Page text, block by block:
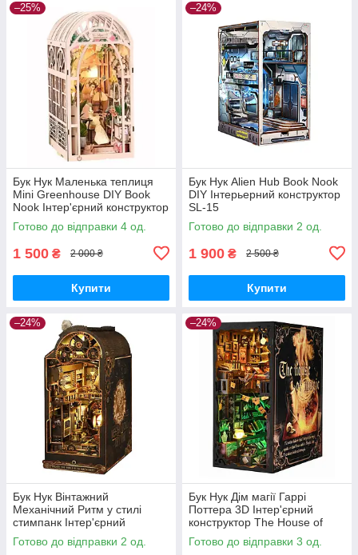
–25%
Бук Нук Маленька теплиця
Mini Greenhouse DIY Book
Nook Інтер'єрний конструктор
YM-06
Готово до відправки 4 од.
1 500 ₴ 2 000 ₴
Купити
–24%
Бук Нук Alien Hub Book Nook
DIY Інтерьерний конструктор
SL-15
Готово до відправки 2 од.
1 900 ₴ 2 500 ₴
Купити
–24%
Бук Нук Вінтажний
Механічний Ритм у стилі
стимпанк Інтер'єрний
конструктор Machinery
Dreams DIY Book Nook Kit
Готово до відправки 2 од.
–24%
Бук Нук Дім магії Гаррі
Поттера 3D Інтер'єрний
конструктор The House of
Magic Book Nook SL-08
Готово до відправки 3 од.